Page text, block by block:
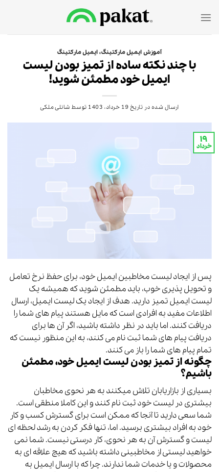
آموزش ایمیل مارکتینگ،ایمیل مارکتینگ
با چند نکته ساده از تمیز بودن لیست
ایمیل خود مطمئن شوید!
ارسال شده در تاریخ 19 خرداد، 1403 توسط شانلی ملکی
۱۹
خرداد
پس از ایجاد لیست مخاطبین ایمیل خود، برای حفظ نرخ تعامل
و تحویل پذیری خوب، باید مطمئن شوید که همیشه یک
لیست ایمیل تمیز دارید. هدف از ایجاد یک لیست ایمیل، ارسال
اطلاعات مفید به افرادی است که مایل هستند پیام های شما را
دریافت کنند. اما باید در نظر داشته باشید، اگر آن ها برای
دریافت پیام های شما ثبت نام می کنند، به این منظور نیست که
تمام پیام های شما را باز می کنند.
چگونه از تمیز بودن لیست ایمیل خود، مطمئن
باشیم؟
بسیاری از بازاریابان تلاش میکنند به هر نحوی مخاطبان
بیشتری در لیست خود ثبت نام کنند و این کاملا منطقی است.
شما سعی دارید تا آنجا که ممکن است برای گسترش کسب و کار
خود به افراد بیشتری برسید. اما، تنها فکر کردن به رشد لحظه ای
لیست و گسترش آن به هر نحوی، کار درستی نیست. شما نمی
خواهید لیستی از مخاطبینی داشته باشید که هیچ علاقه ای به
محصولات و یا خدمات شما ندارند. چرا که با ارسال ایمیل به